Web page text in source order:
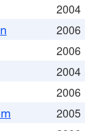
2004
2006
2006
2004
2006
2005